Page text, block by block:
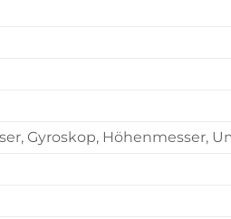
Gyroskop, Höhenmesser,